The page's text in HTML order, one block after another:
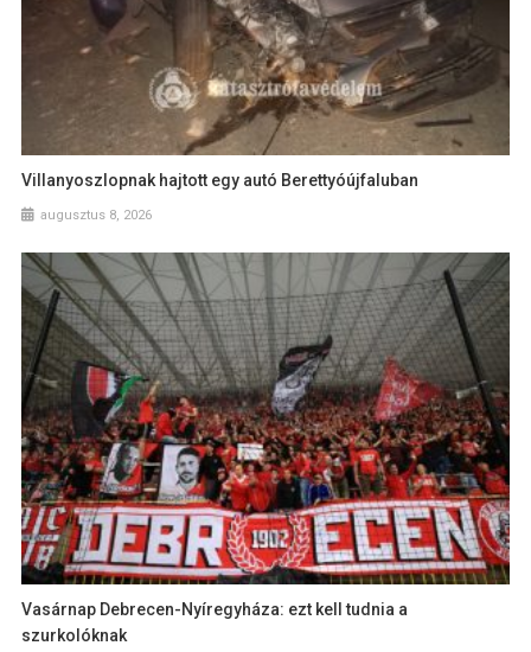
Villanyoszlopnak hajtott egy autó Berettyóújfaluban
augusztus 8, 2026
Vasárnap Debrecen-Nyíregyháza: ezt kell tudnia a
szurkolóknak